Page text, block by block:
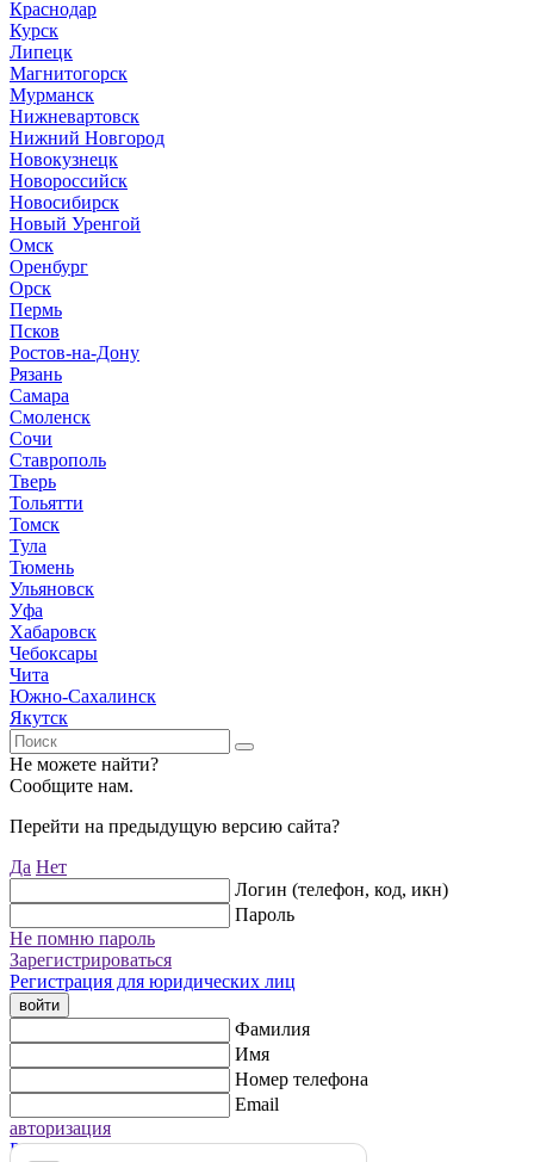
Краснодар
Курск
Липецк
Магнитогорск
Мурманск
Нижневартовск
Нижний Новгород
Новокузнецк
Новороссийск
Новосибирск
Новый Уренгой
Омск
Оренбург
Орск
Пермь
Псков
Ростов-на-Дону
Рязань
Самара
Смоленск
Сочи
Ставрополь
Тверь
Тольятти
Томск
Тула
Тюмень
Ульяновск
Уфа
Хабаровск
Чебоксары
Чита
Южно-Сахалинск
Якутск
Не можете найти?
Сообщите нам.
Перейти на предыдущую версию сайта?
Да Нет
Логин (телефон, код, икн)
Пароль
Не помню пароль
Зарегистрироваться
Регистрация для юридических лиц
войти
Фамилия
Имя
Номер телефона
Email
авторизация
Регистрация для юридических лиц